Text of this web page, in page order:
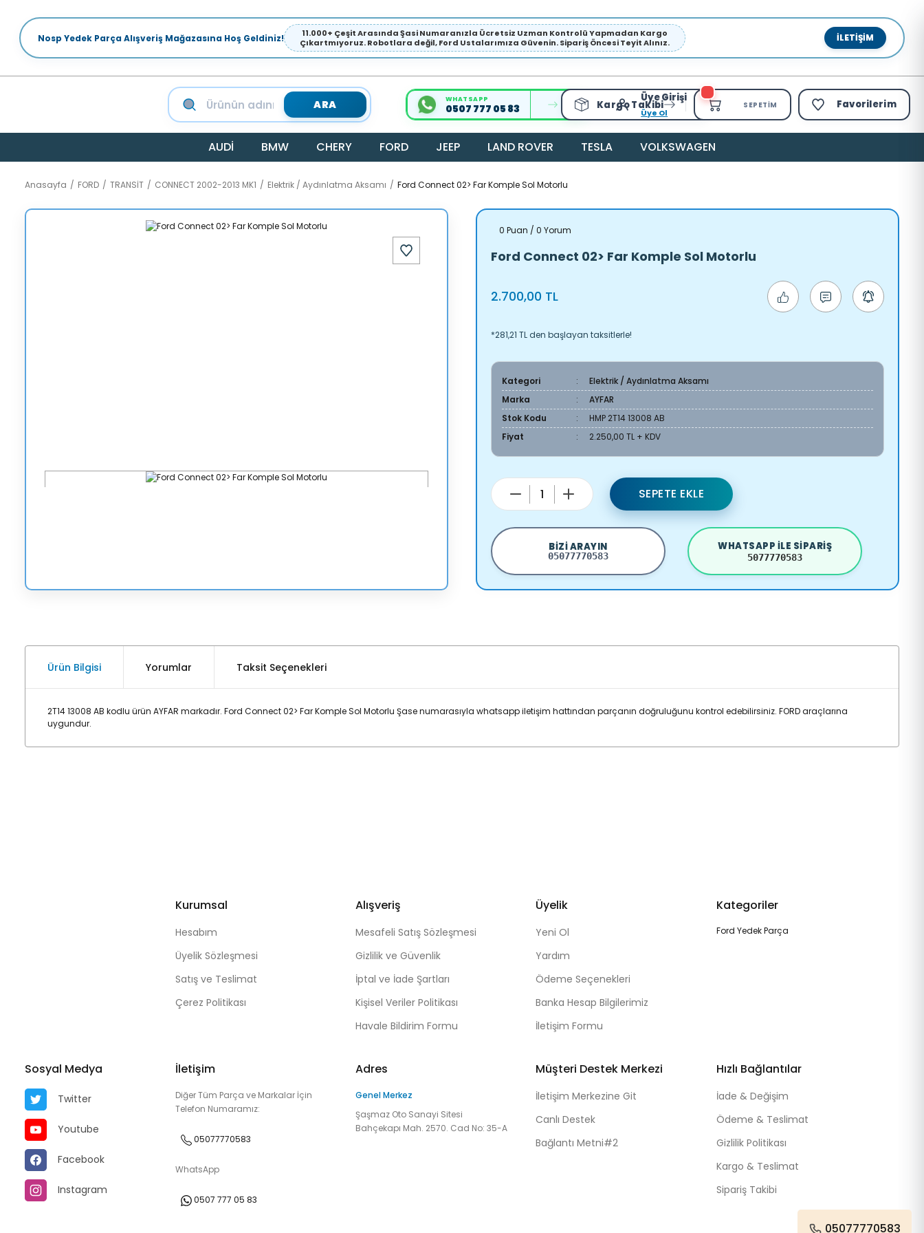
Nosp Yedek Parça Alışveriş Mağazasına Hoş Geldiniz!
11.000+ Çeşit Arasında Şasi Numaranızla Ücretsiz Uzman Kontrolü Yapmadan Kargo
Çıkartmıyoruz. Robotlara değil, Ford Ustalarımıza Güvenin. Sipariş Öncesi Teyit Alınız.
İLETIŞIM
ARA WHATSAPP
0507 777 05 83 Kargo Takibi
Üye Girişi
Üye Ol
SEPETIM Favorilerim
AUDİ BMW CHERY FORD JEEP LAND ROVER TESLA VOLKSWAGEN
Anasayfa FORD TRANSİT CONNECT 2002-2013 MK1 Elektrik / Aydınlatma Aksamı Ford Connect 02> Far Komple Sol Motorlu
0 Puan / 0 Yorum
Ford Connect 02> Far Komple Sol Motorlu
2.700,00 TL
*281,21 TL den başlayan taksitlerle!
Kategori
Elektrik / Aydınlatma Aksamı
Marka
AYFAR
Stok Kodu
HMP 2T14 13008 AB
Fiyat
2.250,00 TL + KDV
SEPETE EKLE
BIZI ARAYIN
05077770583
WHATSAPP ILE SIPARIŞ
5077770583
Ürün Bilgisi Yorumlar Taksit Seçenekleri
2T14 13008 AB kodlu ürün AYFAR markadır. Ford Connect 02> Far Komple Sol Motorlu Şase numarasıyla whatsapp iletişim hattından parçanın doğruluğunu kontrol edebilirsiniz. FORD araçlarına
uygundur.
Kurumsal
Hesabım
Üyelik Sözleşmesi
Satış ve Teslimat
Çerez Politikası
Alışveriş
Mesafeli Satış Sözleşmesi
Gizlilik ve Güvenlik
İptal ve İade Şartları
Kişisel Veriler Politikası
Havale Bildirim Formu
Üyelik
Yeni Ol
Yardım
Ödeme Seçenekleri
Banka Hesap Bilgilerimiz
İletişim Formu
Kategoriler
Ford Yedek Parça
Sosyal Medya
Twitter
Youtube
Facebook
Instagram
İletişim
Diğer Tüm Parça ve Markalar İçin
Telefon Numaramız:
05077770583
WhatsApp
0507 777 05 83
Adres
Genel Merkez
Şaşmaz Oto Sanayi Sitesi
Bahçekapı Mah. 2570. Cad No: 35-A
Müşteri Destek Merkezi
İletişim Merkezine Git
Canlı Destek
Bağlantı Metni#2
Hızlı Bağlantılar
İade & Değişim
Ödeme & Teslimat
Gizlilik Politikası
Kargo & Teslimat
Sipariş Takibi
05077770583